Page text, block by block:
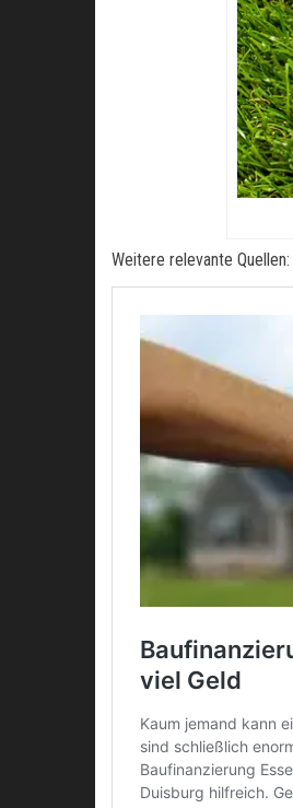
Weitere relevante Quellen: